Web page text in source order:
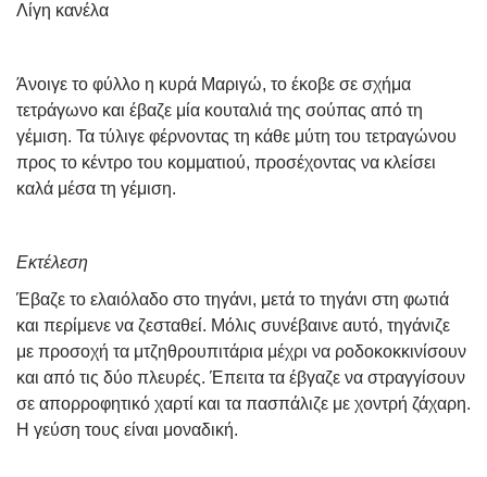
Λίγη κανέλα
Άνοιγε το φύλλο η κυρά Μαριγώ, το έκοβε σε σχήμα
τετράγωνο και έβαζε μία κουταλιά της σούπας από τη
γέμιση. Τα τύλιγε φέρνοντας τη κάθε μύτη του τετραγώνου
προς το κέντρο του κομματιού, προσέχοντας να κλείσει
καλά μέσα τη γέμιση.
Εκτέλεση
Έβαζε το ελαιόλαδο στο τηγάνι, μετά το τηγάνι στη φωτιά
και περίμενε να ζεσταθεί. Μόλις συνέβαινε αυτό, τηγάνιζε
με προσοχή τα μτζηθρουπιτάρια μέχρι να ροδοκοκκινίσουν
και από τις δύο πλευρές. Έπειτα τα έβγαζε να στραγγίσουν
σε απορροφητικό χαρτί και τα πασπάλιζε με χοντρή ζάχαρη.
Η γεύση τους είναι μοναδική.